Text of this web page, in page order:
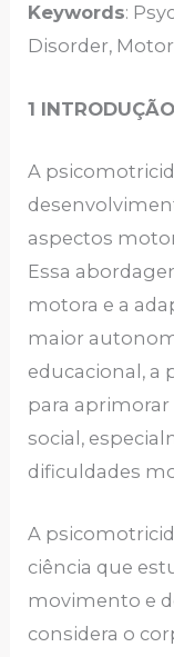
Keywords:
Disorder,
1 INTRODUÇÃO
A
aspectos
Essa
motora e a
maior
educacional, a
para
social,
dificuldades
A
ciência que
movimento e
considera o